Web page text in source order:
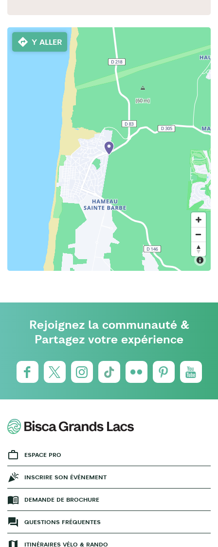
Y ALLER
Rejoignez la communauté &
Partagez votre expérience
ESPACE PRO
INSCRIRE SON ÉVÉNEMENT
DEMANDE DE BROCHURE
QUESTIONS FRÉQUENTES
ITINÉRAIRES VÉLO & RANDO